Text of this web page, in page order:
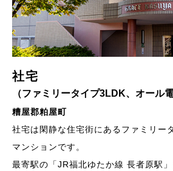
社宅
（ファミリータイプ3LDK、オール電
糟屋郡粕屋町
社宅は閑静な住宅街にあるファミリー
マンションです。
最寄駅の「JR福北ゆたか線 長者原駅